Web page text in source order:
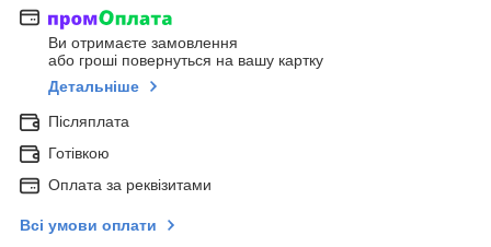
Ви отримаєте замовлення
або гроші повернуться на вашу картку
Детальніше
Післяплата
Готівкою
Оплата за реквізитами
Всі умови оплати